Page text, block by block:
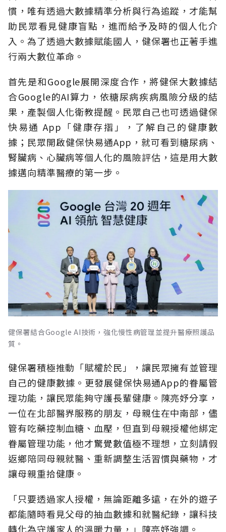
慣，唯有透過大數據精準分析與行為追蹤，才能幫
助民眾看見健康盲點，進而給予及時的個人化介
入。為了透過大數據賦能國人，健保署也正著手進
行兩大數位革命。
首先是和Google展開深度合作，將健保大數據結
合Google的AI算力，依糖尿病疾病風險分級的結
果，產製個人化衛教提醒。民眾自己也可透過健保
快易通 App「健康存摺」，了解自己的健康數
據；民眾開啟健保快易通App，就可看到糖尿病、
腎臟病、心臟病等個人化的風險評估，這是用大數
據邁向精準醫療的第一步。
健保署結合Google AI技術，強化慢性病管理並提升醫療照護品
質。
健保署積極推動「賦權於民」，讓民眾擁有並管理
自己的健康數據。更發展健保快易通App的眷屬管
理功能，讓民眾能夠守護長輩健康。陳亮妤分享，
一位在北部醫界服務的朋友，母親住在中南部，儘
管有吃藥控制血糖、血壓，但直到母親授權他綁定
眷屬管理功能，他才驚覺數值極不理想，立刻請假
返鄉陪同母親就醫、重新調整生活習慣與藥物，才
讓母親重拾健康。
「只要透過家人授權，無論距離多遠，在外的遊子
都能隨時看見父母的抽血數據和就醫紀錄，讓科技
轉化為守護家人的溫暖力量，」陳亮妤強調。